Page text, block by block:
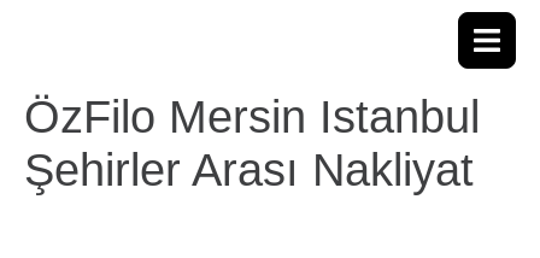
ÖzFilo Mersin Istanbul
Şehirler Arası Nakliyat